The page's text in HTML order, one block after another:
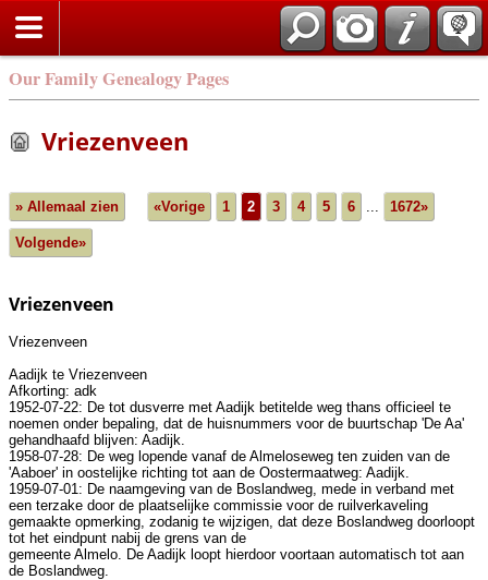
Our Family Genealogy Pages
Vriezenveen
» Allemaal zien «Vorige 1 2 3 4 5 6 ... 1672»
Volgende»
Vriezenveen
Vriezenveen
Aadijk te Vriezenveen
Afkorting: adk
1952-07-22: De tot dusverre met Aadijk betitelde weg thans officieel te
noemen onder bepaling, dat de huisnummers voor de buurtschap 'De Aa'
gehandhaafd blijven: Aadijk.
1958-07-28: De weg lopende vanaf de Almeloseweg ten zuiden van de
'Aaboer' in oostelijke richting tot aan de Oostermaatweg: Aadijk.
1959-07-01: De naamgeving van de Boslandweg, mede in verband met
een terzake door de plaatselijke commissie voor de ruilverkaveling
gemaakte opmerking, zodanig te wijzigen, dat deze Boslandweg doorloopt
tot het eindpunt nabij de grens van de
gemeente Almelo. De Aadijk loopt hierdoor voortaan automatisch tot aan
de Boslandweg.